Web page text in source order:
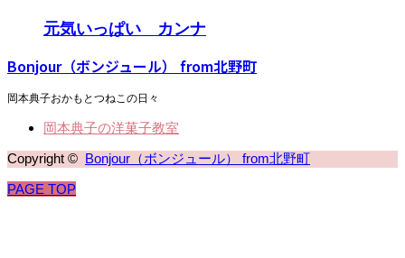
元気いっぱい カンナ
Bonjour（ボンジュール） from北野町
岡本典子おかもとつねこの日々
岡本典子の洋菓子教室
Copyright © Bonjour（ボンジュール） from北野町
PAGE TOP